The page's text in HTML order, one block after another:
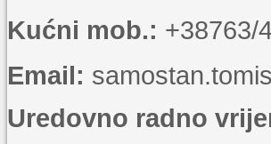
Kućni mob.: +38763/
Email:
Uredovno radno